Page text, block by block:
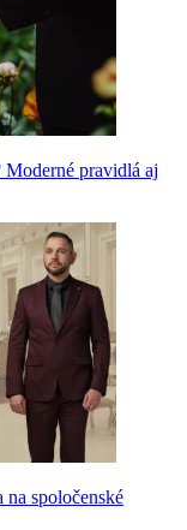
pravidlá aj
na spoločenské